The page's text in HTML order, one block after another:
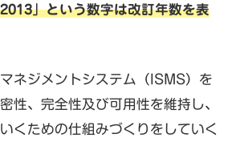
」という数字は改訂年数を表
ネジメントシステム（ISMS）を
性、完全性及び可用性を維持し、
くための仕組みづくりをしていく